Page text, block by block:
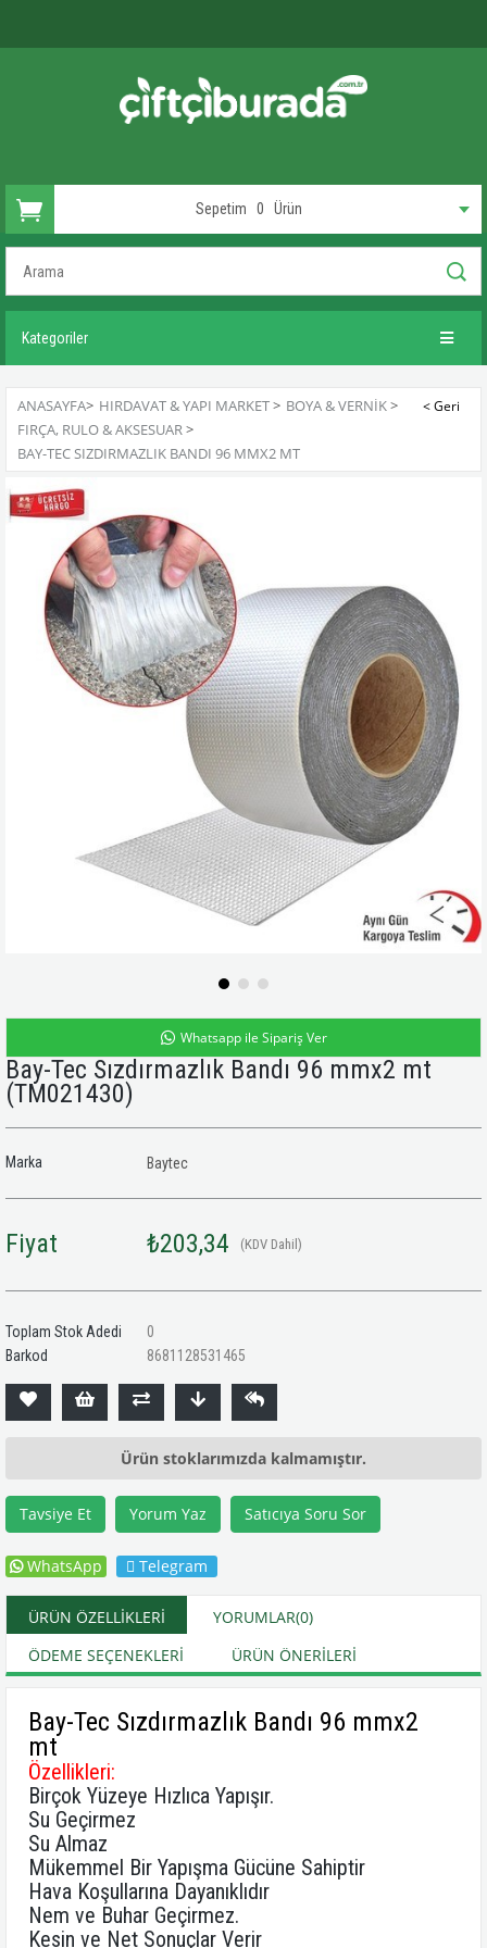
Sepetim 0 Ürün
Kategoriler
ANASAYFA> HIRDAVAT & YAPI MARKET> BOYA & VERNIK>
FIRÇA, RULO & AKSESUAR>
BAY-TEC SIZDIRMAZLIK BANDI 96 MMX2 MT
Whatsapp ile Sipariş Ver
Bay-Tec Sızdırmazlık Bandı 96 mmx2 mt
(TM021430)
Marka Baytec
Fiyat ₺203,34 (KDV Dahil)
Toplam Stok Adedi
0
Barkod
8681128531465
Ürün stoklarımızda kalmamıştır.
Tavsiye Et Yorum Yaz Satıcıya Soru Sor
WhatsApp Telegram
ÜRÜN ÖZELLIKLERI YORUMLAR(0)
ÖDEME SEÇENEKLERI
ÜRÜN ÖNERILERI
Bay-Tec Sızdırmazlık Bandı 96 mmx2
mt
Özellikleri:
Birçok Yüzeye Hızlıca Yapışır.
Su Geçirmez
Su Almaz
Mükemmel Bir Yapışma Gücüne Sahiptir
Hava Koşullarına Dayanıklıdır
Nem ve Buhar Geçirmez.
Kesin ve Net Sonuçlar Verir